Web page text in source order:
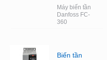
Máy biến tần
Danfoss FC-
360
Biến tần